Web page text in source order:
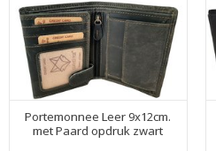
Portemonnee Leer 9x12cm.
met Paard opdruk zwart